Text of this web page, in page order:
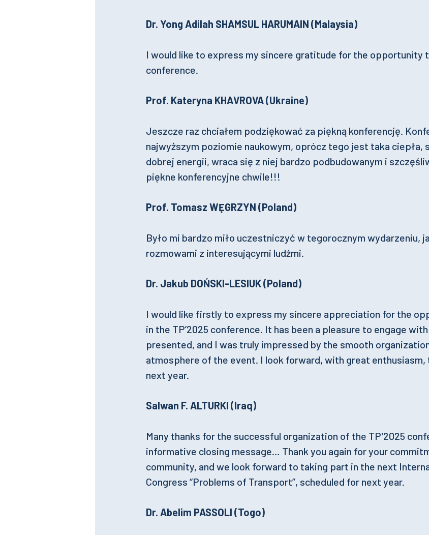
Dr. Yong Adilah SHAMSUL HARUMAIN (Malaysia)
I would like to express my sincere gratitude for the opportunity
conference.
Prof. Kateryna KHAVROVA (Ukraine)
Jeszcze raz chciałem podziękować za piękną konferencję.
najwyższym poziomie naukowym, oprócz tego jest taka ciepła,
dobrej energii, wraca się z niej bardzo podbudowanym i
piękne konferencyjne chwile!!!
Prof. Tomasz WĘGRZYN (Poland)
Było mi bardzo miło uczestniczyć w tegorocznym wydarzeniu,
rozmowami z interesującymi ludźmi.
Dr. Jakub DOŃSKI-LESIUK (Poland)
I would like firstly to express my sincere appreciation for the
in the TP’2025 conference. It has been a pleasure to engage
presented, and I was truly impressed by the smooth
atmosphere of the event. I look forward, with great
next year.
Salwan F. ALTURKI (Iraq)
Many thanks for the successful organization of the TP'2025
informative closing message… Thank you again for your
community, and we look forward to taking part in the next
Congress “Problems of Transport”, scheduled for next year.
Dr. Abelim PASSOLI (Togo)